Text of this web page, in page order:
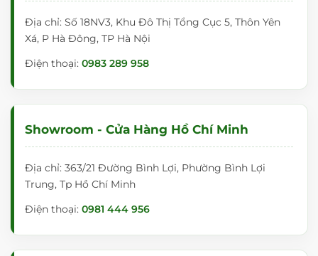
Địa chỉ: Số 18NV3, Khu Đô Thị Tổng Cục 5, Thôn Yên
Xá, P Hà Đông, TP Hà Nội
Điện thoại: 0983 289 958
Showroom - Cửa Hàng Hồ Chí Minh
Địa chỉ: 363/21 Đường Bình Lợi, Phường Bình Lợi
Trung, Tp Hồ Chí Minh
Điện thoại: 0981 444 956